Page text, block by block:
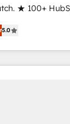
★ 100+
across
across
RevOps-led,
★ Company
5.0